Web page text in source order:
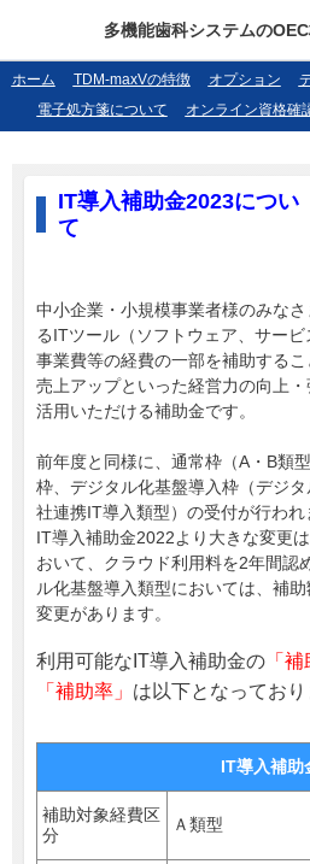
多機能歯科システムの
ホーム TDM-maxVの特徴 オプション
電子処方箋について
オンライン資格確
IT導入補助金2023につい
て
中小企業・小規模事業者様のみな
るITツール（ソフトウェア、サー
事業費等の経費の一部を補助する
売上アップといった経営力の向上
活用いただける補助金です。
前年度と同様に、通常枠（A・B類
枠、デジタル化基盤導入枠（デジ
社連携IT導入類型）の受付が行われ
IT導入補助金2022より大きな変更
おいて、クラウド利用料を2年間認
ル化基盤導入類型においては、補
変更があります。
利用可能なIT導入補助金の 「
「補助率」 は以下となっており
IT導入補助
補助対象経費区
分
Ａ類型